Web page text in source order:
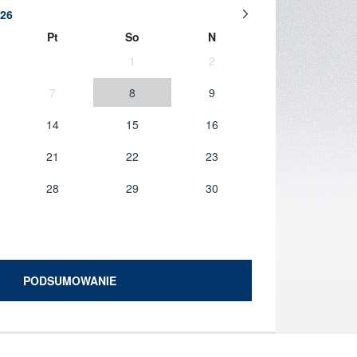
Pt
So
N
1
2
7
8
9
14
15
16
21
22
23
28
29 30
PODSUMOWANIE